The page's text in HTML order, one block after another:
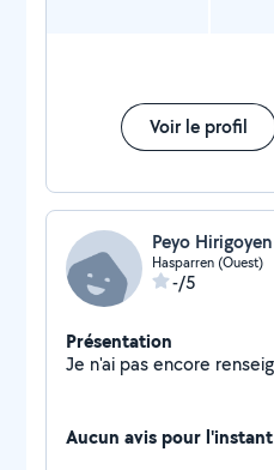
Voir le profil
Peyo Hirigoyen
Hasparren (Ouest)
-/5
Présentation
Aucun avis pour l'instant